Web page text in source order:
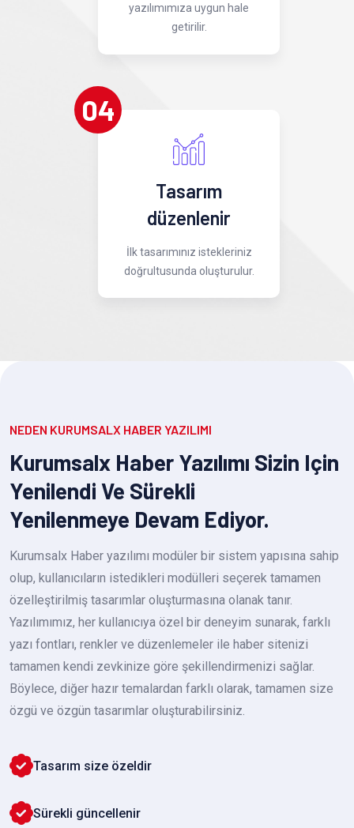
yazılımımıza uygun hale
getirilir.
04
Tasarım
düzenlenir
İlk tasarımınız istekleriniz
doğrultusunda oluşturulur.
NEDEN KURUMSALX HABER YAZILIMI
Kurumsalx Haber Yazılımı Sizin Için
Yenilendi Ve Sürekli
Yenilenmeye Devam Ediyor.
Kurumsalx Haber yazılımı modüler bir sistem yapısına sahip
olup, kullanıcıların istedikleri modülleri seçerek tamamen
özelleştirilmiş tasarımlar oluşturmasına olanak tanır.
Yazılımımız, her kullanıcıya özel bir deneyim sunarak, farklı
yazı fontları, renkler ve düzenlemeler ile haber sitenizi
tamamen kendi zevkinize göre şekillendirmenizi sağlar.
Böylece, diğer hazır temalardan farklı olarak, tamamen size
özgü ve özgün tasarımlar oluşturabilirsiniz.
Tasarım size özeldir
Sürekli güncellenir